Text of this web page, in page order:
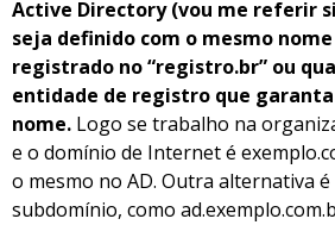
Active Directory (vou me referir
seja definido com o mesmo
registrado no “registro.br” ou
entidade de registro que
nome. Logo se trabalho na
e o domínio de Internet é
o mesmo no AD. Outra alternativa
subdomínio, como